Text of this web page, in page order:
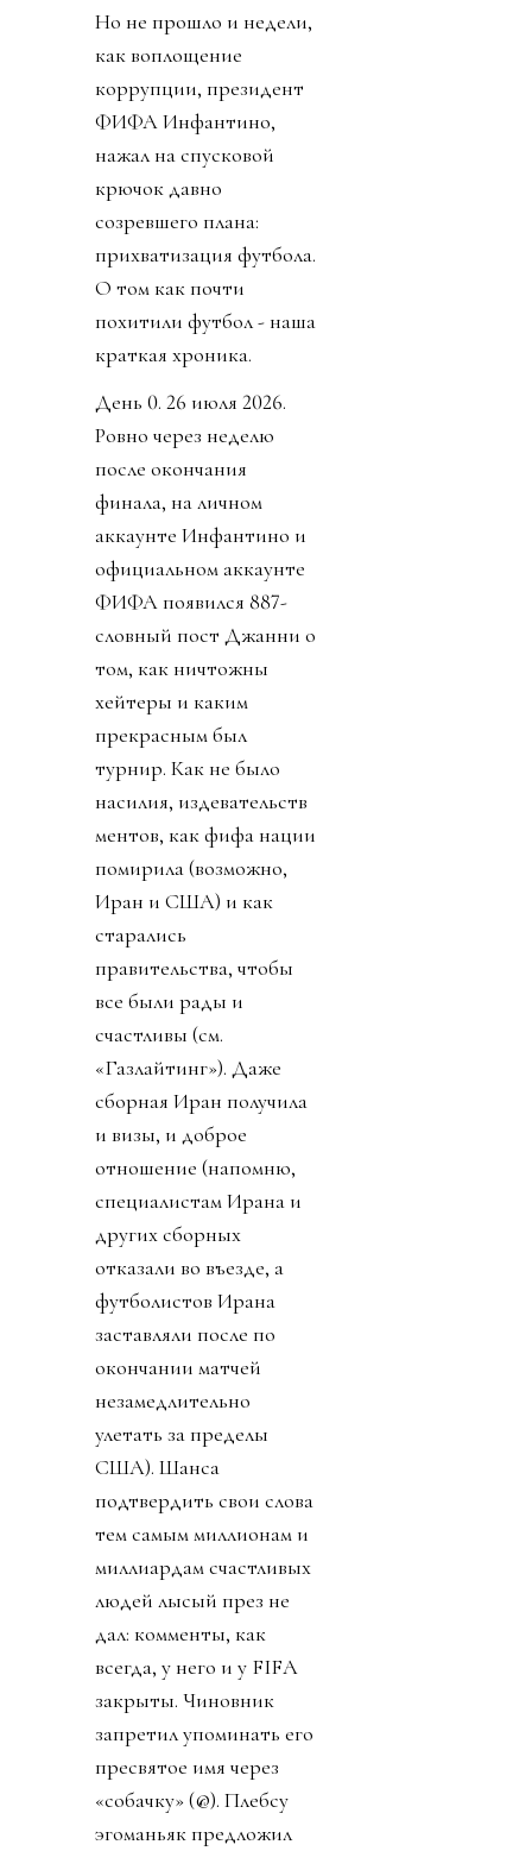
Но не прошло и недели,
как воплощение
коррупции, президент
ФИФА Инфантино,
нажал на спусковой
крючок давно
созревшего плана:
прихватизация футбола.
О том как почти
похитили футбол - наша
краткая хроника.
День 0. 26 июля 2026.
Ровно через неделю
после окончания
финала, на личном
аккаунте Инфантино и
официальном аккаунте
ФИФА появился 887-
словный пост Джанни о
том, как ничтожны
хейтеры и каким
прекрасным был
турнир. Как не было
насилия, издевательств
ментов, как фифа нации
помирила (возможно,
Иран и США) и как
старались
правительства, чтобы
все были рады и
счастливы (см.
«Газлайтинг»). Даже
сборная Иран получила
и визы, и доброе
отношение (напомню,
специалистам Ирана и
других сборных
отказали во въезде, а
футболистов Ирана
заставляли после по
окончании матчей
незамедлительно
улетать за пределы
США). Шанса
подтвердить свои слова
тем самым миллионам и
миллиардам счастливых
людей лысый през не
дал: комменты, как
всегда, у него и у FIFA
закрыты. Чиновник
запретил упоминать его
пресвятое имя через
«собачку» (@). Плебсу
эгоманьяк предложил